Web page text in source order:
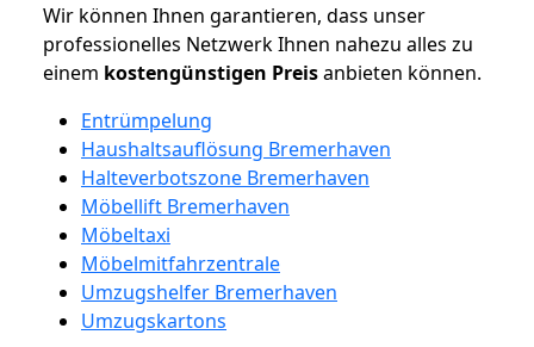
Wir können Ihnen garantieren, dass unser
professionelles Netzwerk Ihnen nahezu alles zu
einem kostengünstigen Preisanbieten können.
Entrümpelung
Haushaltsauflösung Bremerhaven
Halteverbotszone Bremerhaven
Möbellift Bremerhaven
Möbeltaxi
Möbelmitfahrzentrale
Umzugshelfer Bremerhaven
Umzugskartons